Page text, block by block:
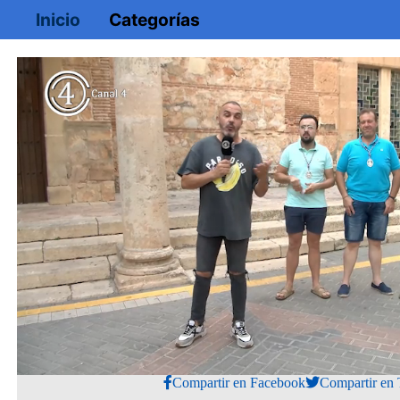
Inicio Categorías
Mute Loaded:
2.31%
Compartir en Facebook Compartir en